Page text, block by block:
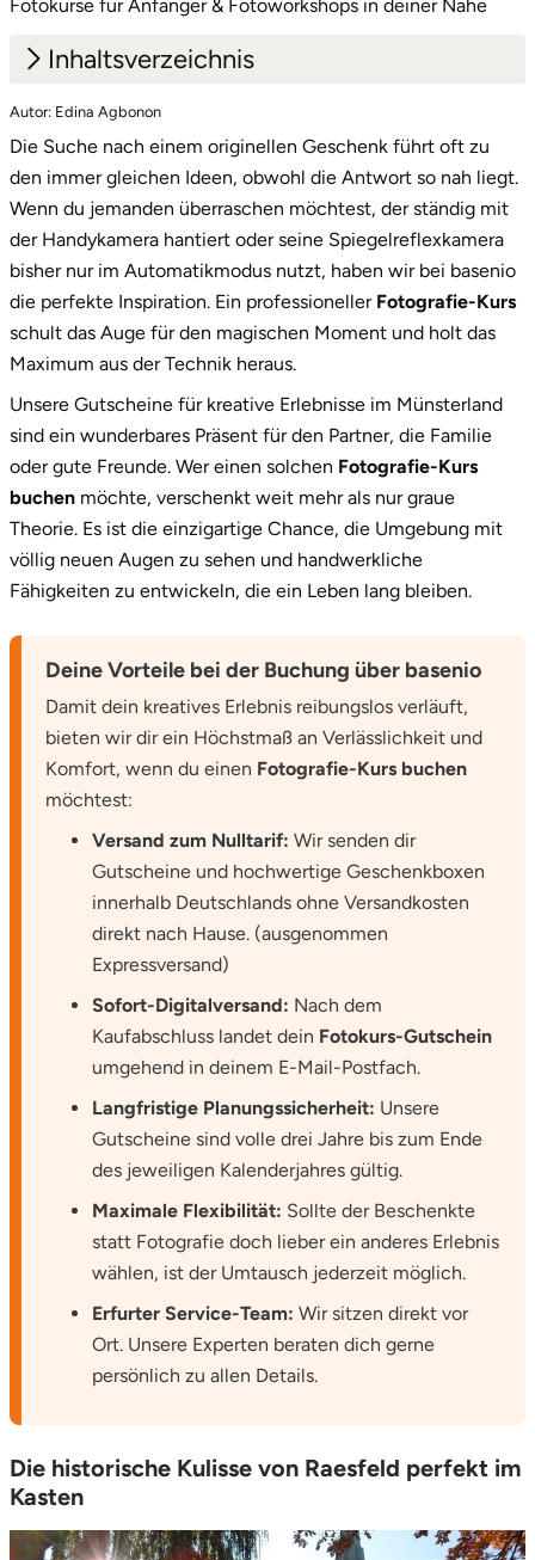
Fotokurse für Anfänger & Fotoworkshops in deiner Nähe
Inhaltsverzeichnis
1. Die historische Kulisse von Raesfeld perfekt im
Kasten
2. Ein glanzvoller Auftritt mit der exklusiven
Geschenkbox
3. Bereit für den Auslöser? Starte dein kreatives
Abenteuer!
Autor: Edina Agbonon
Die Suche nach einem originellen Geschenk führt oft zu
den immer gleichen Ideen, obwohl die Antwort so nah liegt.
Wenn du jemanden überraschen möchtest, der ständig mit
der Handykamera hantiert oder seine Spiegelreflexkamera
bisher nur im Automatikmodus nutzt, haben wir bei basenio
die perfekte Inspiration. Ein professioneller Fotografie-Kurs
schult das Auge für den magischen Moment und holt das
Maximum aus der Technik heraus.
Unsere Gutscheine für kreative Erlebnisse im Münsterland
sind ein wunderbares Präsent für den Partner, die Familie
oder gute Freunde. Wer einen solchen Fotografie-Kurs
buchen möchte, verschenkt weit mehr als nur graue
Theorie. Es ist die einzigartige Chance, die Umgebung mit
völlig neuen Augen zu sehen und handwerkliche
Fähigkeiten zu entwickeln, die ein Leben lang bleiben.
Deine Vorteile bei der Buchung über basenio
Damit dein kreatives Erlebnis reibungslos verläuft,
bieten wir dir ein Höchstmaß an Verlässlichkeit und
Komfort, wenn du einen Fotografie-Kurs buchen
möchtest:
Versand zum Nulltarif: Wir senden dir
Gutscheine und hochwertige Geschenkboxen
innerhalb Deutschlands ohne Versandkosten
direkt nach Hause. (ausgenommen
Expressversand)
Sofort-Digitalversand: Nach dem
Kaufabschluss landet dein Fotokurs-Gutschein
umgehend in deinem E-Mail-Postfach.
Langfristige Planungssicherheit: Unsere
Gutscheine sind volle drei Jahre bis zum Ende
des jeweiligen Kalenderjahres gültig.
Maximale Flexibilität: Sollte der Beschenkte
statt Fotografie doch lieber ein anderes Erlebnis
wählen, ist der Umtausch jederzeit möglich.
Erfurter Service-Team: Wir sitzen direkt vor
Ort. Unsere Experten beraten dich gerne
persönlich zu allen Details.
Die historische Kulisse von Raesfeld perfekt im
Kasten
Regensburg
Rendsburg Eckernförde
Rheine
Rodgau
Rügen
Saarbrücken
Schweinfurt
Schwerin
Segeberg
Seligenstadt
Stade
Steinburg
Stormarn
Stuttgart
Sulz am Neckar